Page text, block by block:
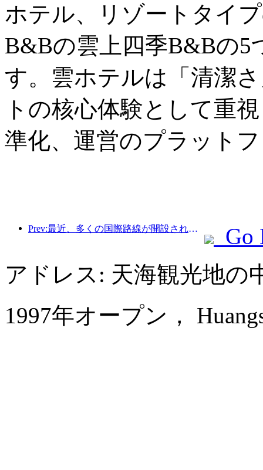
ホテル、リゾートタイ
B&Bの雲上四季B&Bの5
す。雲ホテルは「清潔
トの核心体験として重
準化、運営のプラット
Prev:最近、多くの国際路線が開設され増加した。
Go
アドレス: 天海観光地の
1997年オープン，